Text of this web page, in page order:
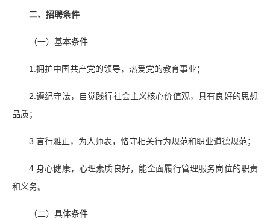
二、招聘条件
（一）基本条件
1.拥护中国共产党的领导，热爱党的教育事业；
2.遵纪守法，自觉践行社会主义核心价值观，具有良好的思想
品质；
3.言行雅正，为人师表，恪守相关行为规范和职业道德规范；
4.身心健康，心理素质良好，能全面履行管理服务岗位的职责
和义务。
（二）具体条件